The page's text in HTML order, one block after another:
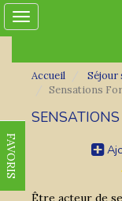
Toggle
FAVORIS
Accueil
Sensations
Être acteur de